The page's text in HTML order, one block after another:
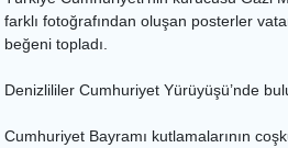
farklı fotoğrafından oluşan posterler
beğeni topladı.
Denizlililer Cumhuriyet Yürüyüşü’nde
Cumhuriyet Bayramı kutlamalarının